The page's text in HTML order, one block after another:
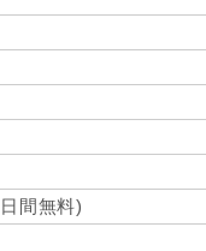
間無料)